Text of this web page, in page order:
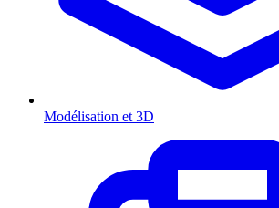
Modélisation et 3D